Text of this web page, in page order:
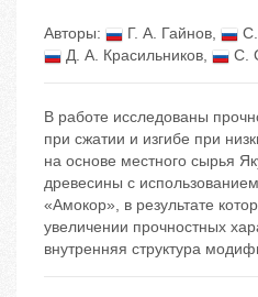
Авторы: Г. А. Гайнов,
Д. А. Красильников, С.
В работе исследованы
при сжатии и изгибе при
на основе местного сырья
древесины с
«Амокор», в результате
увеличении прочностных
внутренняя структура